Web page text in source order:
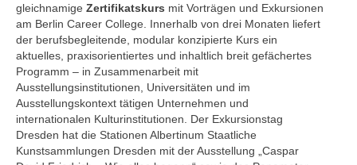
gleichnamige Zertifikatskurs mit Vorträgen und Exkursionen
am Berlin Career College. Innerhalb von drei Monaten liefert
der berufsbegleitende, modular konzipierte Kurs ein
aktuelles, praxisorientiertes und inhaltlich breit gefächertes
Programm – in Zusammenarbeit mit
Ausstellungsinstitutionen, Universitäten und im
Ausstellungskontext tätigen Unternehmen und
internationalen Kulturinstitutionen. Der Exkursionstag
Dresden hat die Stationen Albertinum Staatliche
Kunstsammlungen Dresden mit der Ausstellung „Caspar